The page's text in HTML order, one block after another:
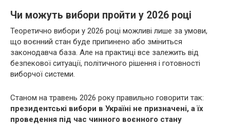
Чи можуть вибори пройти у 2026 році
Теоретично вибори у 2026 році можливі лише за умови,
що воєнний стан буде припинено або зміниться
законодавча база. Але на практиці все залежить від
безпекової ситуації, політичного рішення і готовності
виборчої системи.
Станом на травень 2026 року правильно говорити так:
президентські вибори в Україні не призначені, а їх
проведення під час чинного воєнного стану